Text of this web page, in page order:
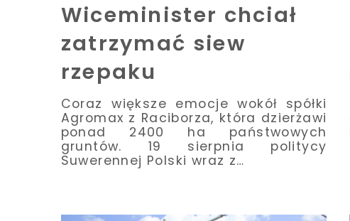
Wiceminister chciał
zatrzymać siew
rzepaku
Coraz większe emocje wokół spółki
Agromax z Raciborza, która dzierżawi
ponad 2400 ha państwowych
gruntów. 19 sierpnia politycy
Suwerennej Polski wraz z…